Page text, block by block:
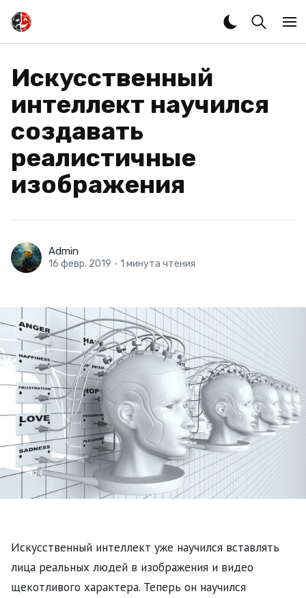
Искусственный
интеллект научился
создавать
реалистичные
изображения
Admin
16 февр. 2019 • 1 минута чтения
Искусственный интеллект уже научился вставлять
лица реальных людей в изображения и видео
щекотливого характера. Теперь он научился